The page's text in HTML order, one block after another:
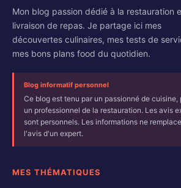
Mon blog passion dédié à la restauration
livraison de repas. Je partage ici mes
découvertes culinaires, mes tests de
mes bons plans food du quotidien.
Blog informatif personnel
Ce blog est tenu par un passionné de cuisine,
un professionnel de la restauration. Les avis
sont personnels. Les informations ne
l'avis d'un expert.
MES THÉMATIQUES